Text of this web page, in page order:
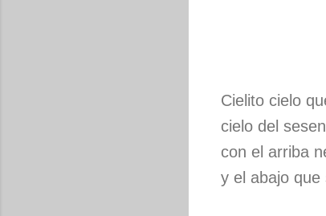
Cielito cielo
cielo del
con el arriba
y el abajo que